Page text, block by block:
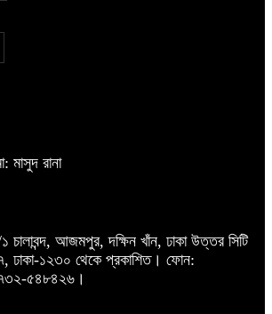
রানা
আজমপুর, দক্ষিন খাঁন, ঢাকা উত্তর সিটি
ঢাকা-১২৩০ থেকে প্রকাশিত। ফোন:
৫৪৮৪২৬।